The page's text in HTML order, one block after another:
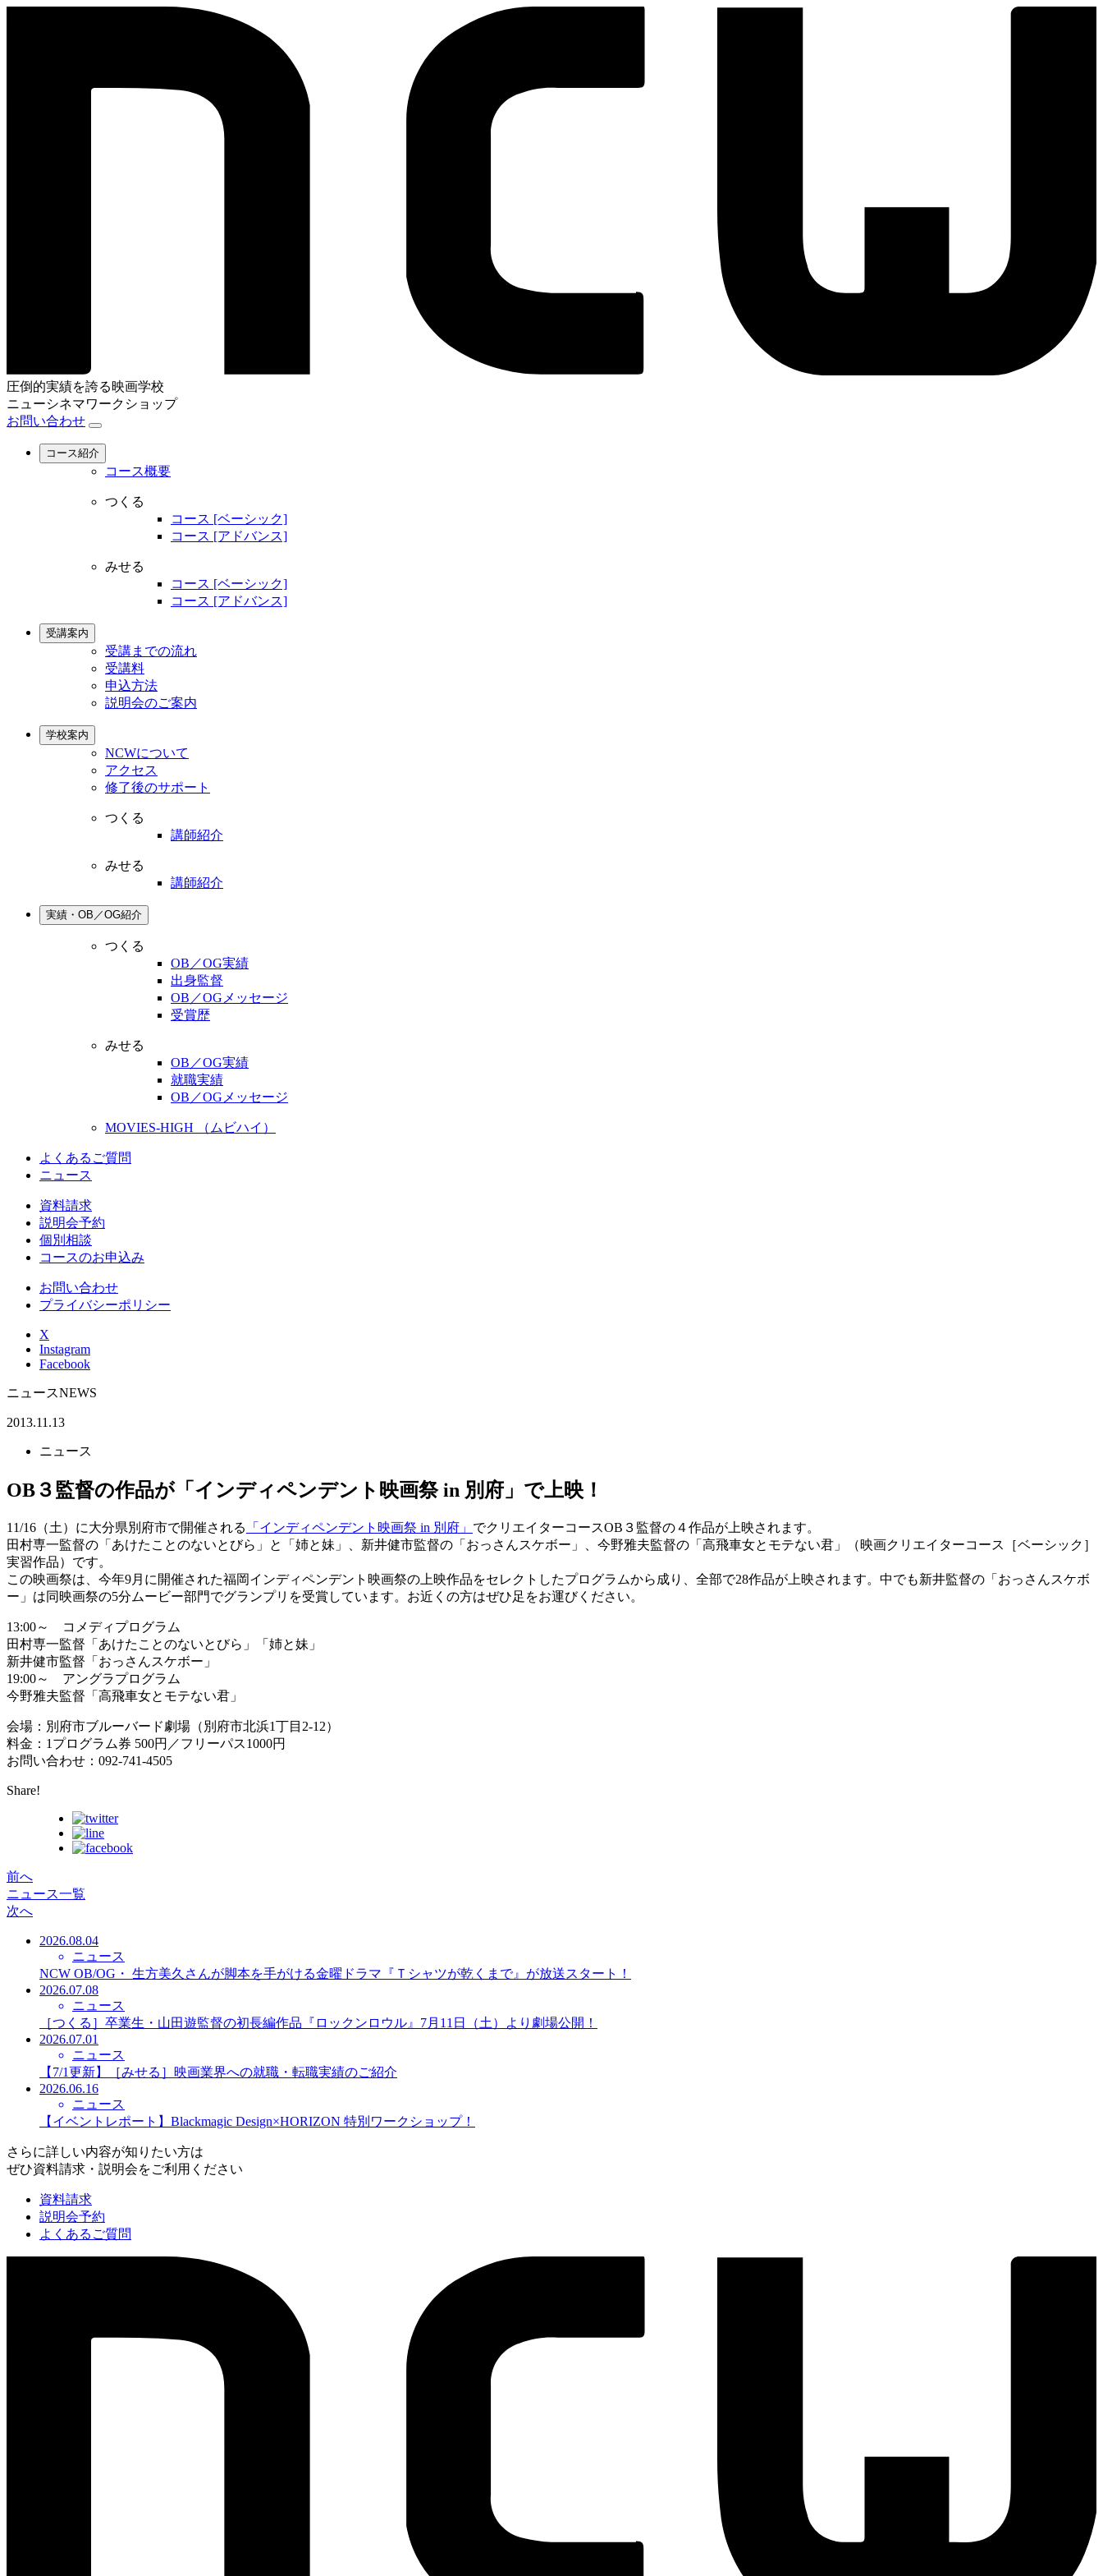
圧倒的実績を誇る映画学校
ニューシネマワークショップ
お問い合わせ
コース紹介
コース概要
つくる
コース [ベーシック]
コース [アドバンス]
みせる
コース [ベーシック]
コース [アドバンス]
受講案内
受講までの流れ
受講料
申込方法
説明会のご案内
学校案内
NCWについて
アクセス
修了後のサポート
つくる
講師紹介
みせる
講師紹介
実績・OB／OG紹介
つくる
OB／OG実績
出身監督
OB／OGメッセージ
受賞歴
みせる
OB／OG実績
就職実績
OB／OGメッセージ
MOVIES-HIGH （ムビハイ）
よくあるご質問
ニュース
資料請求
説明会予約
個別相談
コースのお申込み
お問い合わせ
プライバシーポリシー
X
Instagram
Facebook
ニュースNEWS
2013.11.13
ニュース
OB３監督の作品が「インディペンデント映画祭 in 別府」で上映！
11/16（土）に大分県別府市で開催される 「インディペンデント映画祭 in 別府」 でクリエイターコースOB３監督の４作品が上映されます。
田村専一監督の「あけたことのないとびら」と「姉と妹」、新井健市監督の「おっさんスケボー」、今野雅夫監督の「高飛車女とモテない君」（映画クリエイターコース［ベーシック］
実習作品）です。
この映画祭は、今年9月に開催された福岡インディペンデント映画祭の上映作品をセレクトしたプログラムから成り、全部で28作品が上映されます。中でも新井監督の「おっさんスケボ
ー」は同映画祭の5分ムービー部門でグランプリを受賞しています。お近くの方はぜひ足をお運びください。
13:00～ コメディプログラム
田村専一監督「あけたことのないとびら」「姉と妹」
新井健市監督「おっさんスケボー」
19:00～ アングラプログラム
今野雅夫監督「高飛車女とモテない君」
会場：別府市ブルーバード劇場（別府市北浜1丁目2-12）
料金：1プログラム券 500円／フリーパス1000円
お問い合わせ：092-741-4505
Share!
前へ
ニュース一覧
次へ
2026.08.04
ニュース
NCW OB/OG・ 生方美久さんが脚本を手がける金曜ドラマ『Ｔシャツが乾くまで』が放送スタート！
2026.07.08
ニュース
［つくる］卒業生・山田遊監督の初長編作品『ロックンロウル』7月11日（土）より劇場公開！
2026.07.01
ニュース
【7/1更新】［みせる］映画業界への就職・転職実績のご紹介
2026.06.16
ニュース
【イベントレポート】Blackmagic Design×HORIZON 特別ワークショップ！
さらに詳しい内容が知りたい方は
ぜひ資料請求・説明会をご利用ください
資料請求
説明会予約
よくあるご質問